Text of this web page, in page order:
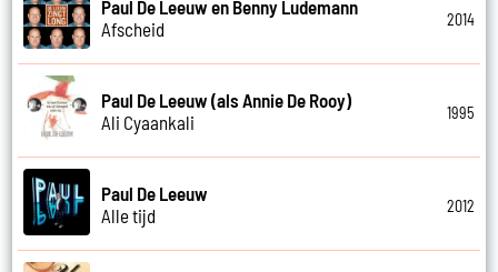
Paul De Leeuw en Benny Ludemann
Afscheid
2014
Paul De Leeuw (als Annie De Rooy)
Ali Cyaankali
1995
Paul De Leeuw
Alle tijd
2012